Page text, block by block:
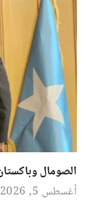
الصومال
أغسطس 5, 2026